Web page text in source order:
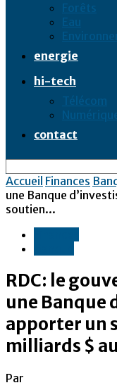
Forêts
Eau
energie
hi-tech
Télécom
contact
Accueil Finances
une Banque
soutien...
RDC: le
une Banque
apporter un
milliards $
Par